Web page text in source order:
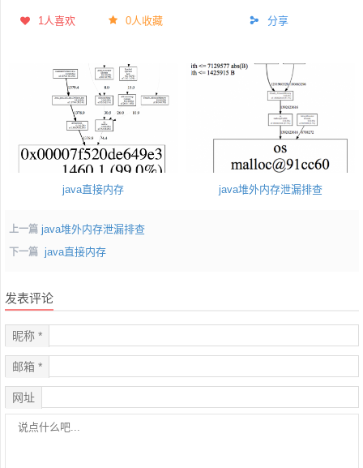
1人喜欢 0人收藏 分享
java直接内存 java堆外内存泄漏排查
上一篇 java堆外内存泄漏排查
下一篇 java直接内存
发表评论
昵称 *
邮箱 *
网址